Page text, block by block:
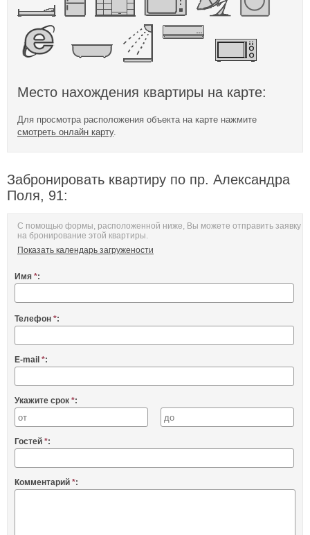
Место нахождения квартиры на карте:
Для просмотра расположения объекта на карте нажмите
смотреть онлайн карту.
Забронировать квартиру по пр. Александра
Поля, 91:
С помощью формы, расположенной ниже, Вы можете отправить заявку
на бронирование этой квартиры.
Показать календарь загружености
Имя *:
Телефон *:
E-mail *:
Укажите срок *:
Гостей *:
Комментарий *: